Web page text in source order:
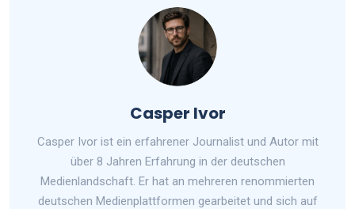
Casper Ivor
Casper Ivor ist ein erfahrener Journalist und Autor mit
über 8 Jahren Erfahrung in der deutschen
Medienlandschaft. Er hat an mehreren renommierten
deutschen Medienplattformen gearbeitet und sich auf